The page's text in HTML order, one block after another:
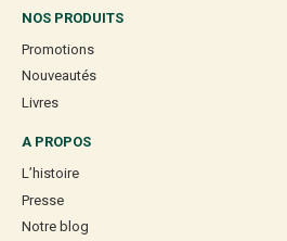
NOS PRODUITS
Promotions
Nouveautés
Livres
A PROPOS
L’histoire
Presse
Notre blog